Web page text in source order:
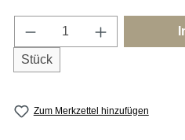
Produkt Anzahl: Gib
Stück
Zum Merkzettel hinzufügen